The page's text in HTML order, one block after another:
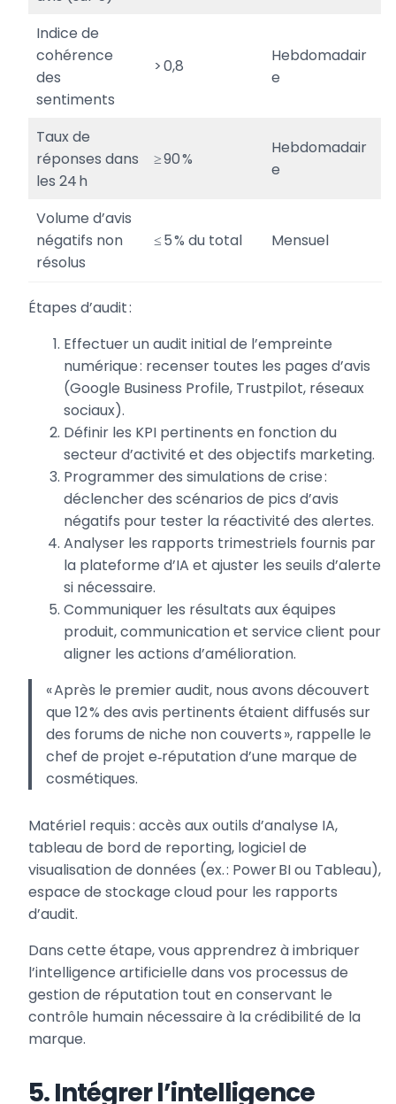
Indice de
cohérence
des
sentiments
> 0,8
Hebdomadair
e
Taux de
réponses dans
les 24 h
≥ 90 %
Hebdomadair
e
Volume d’avis
négatifs non
résolus
≤ 5 % du total Mensuel
Étapes d’audit :
Effectuer un audit initial de l’empreinte
numérique : recenser toutes les pages d’avis
(Google Business Profile, Trustpilot, réseaux
sociaux).
Définir les KPI pertinents en fonction du
secteur d’activité et des objectifs marketing.
Programmer des simulations de crise :
déclencher des scénarios de pics d’avis
négatifs pour tester la réactivité des alertes.
Analyser les rapports trimestriels fournis par
la plateforme d’IA et ajuster les seuils d’alerte
si nécessaire.
Communiquer les résultats aux équipes
produit, communication et service client pour
aligner les actions d’amélioration.
« Après le premier audit, nous avons découvert
que 12 % des avis pertinents étaient diffusés sur
des forums de niche non couverts », rappelle le
chef de projet e‑réputation d’une marque de
cosmétiques.
Matériel requis : accès aux outils d’analyse IA,
tableau de bord de reporting, logiciel de
visualisation de données (ex. : Power BI ou Tableau),
espace de stockage cloud pour les rapports
d’audit.
Dans cette étape, vous apprendrez à imbriquer
l’intelligence artificielle dans vos processus de
gestion de réputation tout en conservant le
contrôle humain nécessaire à la crédibilité de la
marque.
5. Intégrer l’intelligence